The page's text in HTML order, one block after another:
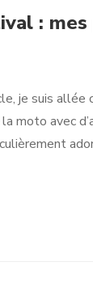
:
je suis
moto avec